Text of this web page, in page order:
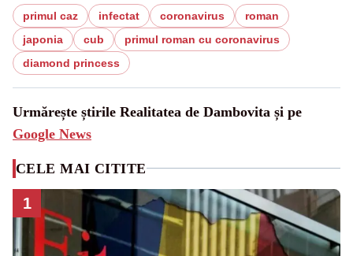
primul caz infectat coronavirus
roman
japonia
cub
primul roman cu coronavirus
diamond princess
Urmărește știrile Realitatea de Dambovita și pe
Google News
CELE MAI CITITE
1